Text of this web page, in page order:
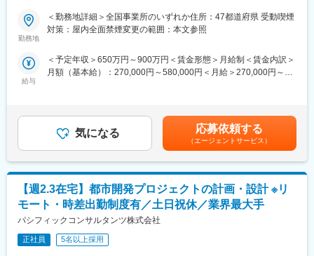
（3）時差出勤制度
オフィスへの出社、テレワークを問わず、時差出勤制度を取り入
（4）ワークライフバランス
毎週水曜日はノー残業デーです。同業他社にも働きかけを行い、
■企業魅力
国内外に貢献する業界シェアトップクラスの「技術・知識集団」
であり、68年以上の歴史を有する土木・建築系総合コンサルタン
ト業界のリーディングカンパニー。
都市・地域計画、環境、道路、鉄道、河川、上下水道、港湾、空
港、建築、福祉、情報、PFI、NPM、防災等の社会資本整備、維
持管理に、卓越した技術と柔軟な頭脳をもって応え、日本経済の
発展に伴い多くのプロジェクトに携わってきました。
■業務内容：
【業務詳細】
・緑の基本計画、グリーンインフラ計画の策定
■ 土木・都市空間に関する景観計画・設計業務
・駅前広場、街路、公共空間などの景観計画・設計
・スポーツ施設の計画・設計
・リゾート開発、観光施設整備計画
（1）長期的に働き続けられる環境
働きがいを感じながら、能力を100％発揮し成果をあげることが
勤務地
＜勤務地詳細＞全国事業所のいずれか住所：47都道府県 受動喫煙
対策：屋内全面禁煙変更の範囲：本文参照
給与
＜予定年収＞650万円～900万円＜賃金形態＞月給制＜賃金内訳＞
月額（基本給）：270,000円～580,000円＜月給＞270,000円～
経験9年…約700万円（残業月45時間、賞与年間4.0ヶ月を想定し
た場合）賃金はあくまでも目安の金額であり、選考を通じて上下
する可能性があります。月給(月額)は固定手当を含めた表記です。
気になる 応募依頼する
（エージェントサービス）
【週2.3在宅】都市開発プロジェクトの計画・設計 ※リ
モート・時差出勤制度有／土日祝休／業界最大手
パシフィックコンサルタンツ株式会社
正社員 5名以上採用